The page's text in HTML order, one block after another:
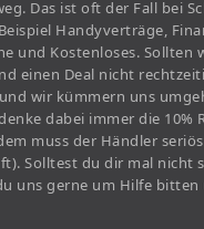
Das ist oft der Fall bei
Handyverträge,
und Kostenloses. Sollten
einen Deal nicht
wir kümmern uns
dabei immer die 10%
muss der Händler
Solltest du dir mal nicht
uns gerne um Hilfe